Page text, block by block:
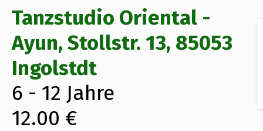
Tanzstudio Oriental -
Ayun, Stollstr. 13, 85053
Ingolstdt
6 - 12 Jahre
12.00 €